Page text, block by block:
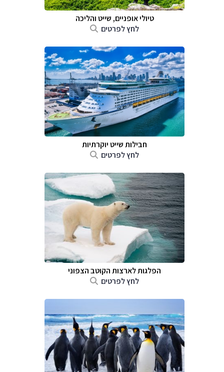
טיולי אופניים, שייט והליכה
לחץ לפרטים
חבילות שייט יוקרתיות
לחץ לפרטים
הפלגות לארצות הקוטב הצפוני
לחץ לפרטים